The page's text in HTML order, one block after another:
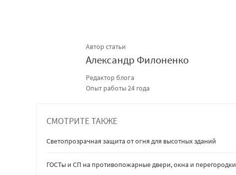
Автор статьи
Александр Филоненко
Редактор блога
Опыт работы 24 года
СМОТРИТЕ ТАКЖЕ
Светопрозрачная защита от огня для высотных зданий
ГОСТы и СП на противопожарные двери, окна и перегородки